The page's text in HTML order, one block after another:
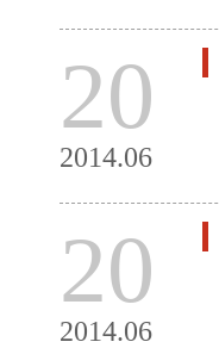
20
2014.06
20
2014.06